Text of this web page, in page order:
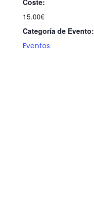
15.00€
Categoría de Evento:
Eventos